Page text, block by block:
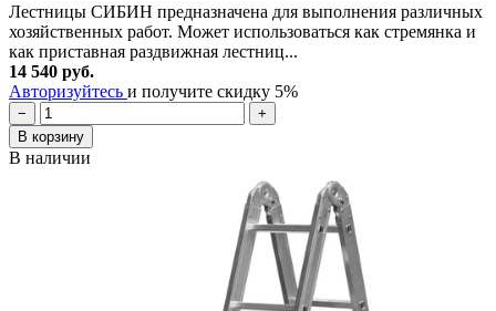
Лестницы СИБИН предназначена для выполнения различных
хозяйственных работ. Может использоваться как стремянка и
как приставная раздвижная лестниц...
14 540 руб.
Авторизуйтесь и получите скидку 5%
−
+
В корзину
В наличии